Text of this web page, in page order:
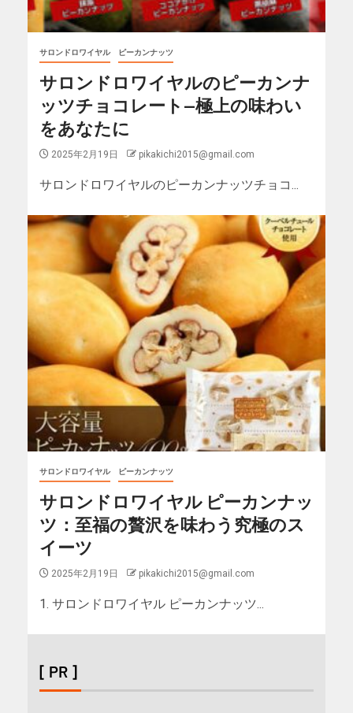
サロンドロワイヤル ピーカンナッツ
サロンドロワイヤルのピーカンナ
ッツチョコレート—極上の味わい
をあなたに
2025年2月19日 pikakichi2015@gmail.com
サロンドロワイヤルのピーカンナッツチョコ...
サロンドロワイヤル ピーカンナッツ
サロンドロワイヤル ピーカンナッ
ツ：至福の贅沢を味わう究極のス
イーツ
2025年2月19日 pikakichi2015@gmail.com
1. サロンドロワイヤル ピーカンナッツ...
[ PR ]